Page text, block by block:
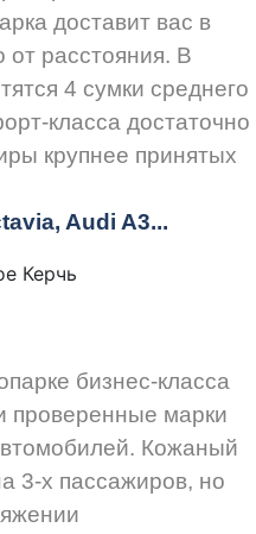
доставит вас в
расстояния. В
4 сумки среднего
класса достаточно
крупнее принятых
Audi A3...
бизнес-класса
проверенные марки
Кожаный
3-х пассажиров, но